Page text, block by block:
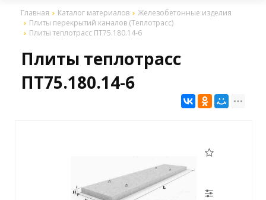
Главная Каталог материалов
Железобетонные изделия
Плиты перекрытий каналов (Теплотрасс)
Плиты теплотрасс ПТ75.180.14-6
Плиты теплотрасс
ПТ75.180.14-6